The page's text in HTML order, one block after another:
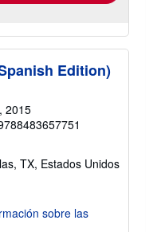
Edition)
, 2015
TX, Estados Unidos